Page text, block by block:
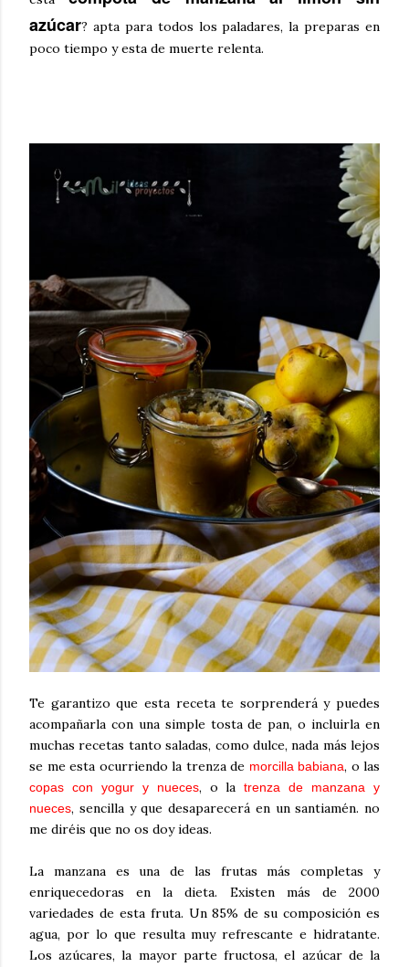
azúcar? apta para todos los paladares, la preparas en
poco tiempo y esta de muerte relenta.
Te garantizo que esta receta te sorprenderá y puedes
acompañarla con una simple tosta de pan, o incluirla en
muchas recetas tanto saladas, como dulce, nada más lejos
se me esta ocurriendo la trenza de morcilla babiana, o las
copas con yogur y nueces, o latrenza de manzana y
nueces, sencilla y que desaparecerá en un santiamén. no
me diréis que no os doy ideas.
La manzana es una de las frutas más completas y
enriquecedoras en la dieta. Existen más de 2000
variedades de esta fruta. Un 85% de su composición es
agua, por lo que resulta muy refrescante e hidratante.
Los azúcares, la mayor parte fructosa, el azúcar de la